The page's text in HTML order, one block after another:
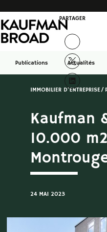
Publications Actualités
IMMOBILIER D'ENTREPRISE
Kaufman
10.000
24 MAI 2023
PARTAGER